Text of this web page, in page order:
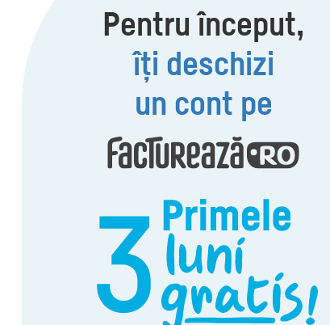
Pentru început,
îți deschizi
un cont pe